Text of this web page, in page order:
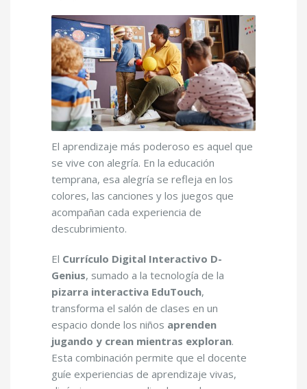
El aprendizaje más poderoso es aquel que
se vive con alegría. En la educación
temprana, esa alegría se refleja en los
colores, las canciones y los juegos que
acompañan cada experiencia de
descubrimiento.
El Currículo Digital Interactivo D-
Genius, sumado a la tecnología de la
pizarra interactiva EduTouch,
transforma el salón de clases en un
espacio donde los niños aprenden
jugando y crean mientras exploran.
Esta combinación permite que el docente
guíe experiencias de aprendizaje vivas,